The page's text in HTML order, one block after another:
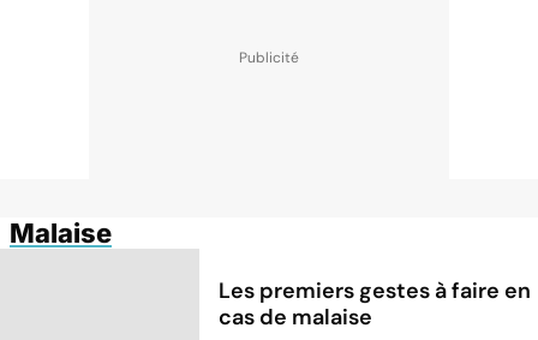
Malaise
Les premiers gestes à faire en
cas de malaise